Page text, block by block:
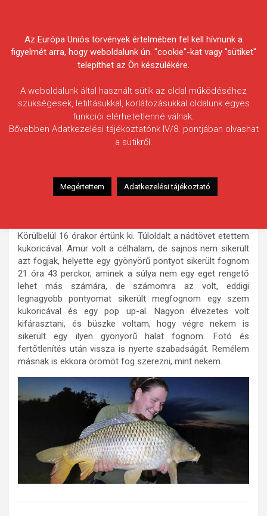
Egyesületek Szövetsége
Csatai Nóra
Halfaj: Ponty
Fogott hal adatai: 7,20 kg
Körülbelül 16 órakor értünk ki. Túloldalt a nádtövet etettem
kukoricával. Amur volt a célhalam, de sajnos nem sikerült
azt fogjak, helyette egy gyönyörű pontyot sikerült fognom
21 óra 43 perckor, aminek a súlya nem egy eget rengető
lehet más számára, de számomra az volt, eddigi
legnagyobb pontyomat sikerült megfognom egy szem
kukoricával és egy pop up-al. Nagyon élvezetes volt
kifárasztani, és büszke voltam, hogy végre nekem is
sikerült egy ilyen gyönyörű halat fognom. Fotó és
fertőtlenítés után vissza is nyerte szabadságát. Remélem
másnak is ekkora örömöt fog szerezni, mint nekem.
Az Európa Uniós törvények értelmében fel kell hívnunk a
figyelmét arra, hogy weboldalunk ún. "cookie"-kat vagy "sütiket"
telepíthet az Ön készülékére.
A weboldalunk által használt sütik az oldal működéséhez
szükségesek, letiltásukkal, korlátozásukkal oldalunk egyes
funkciói elérhetetlenné válnak.
Bővebben Adatkezelési tájékoztatónk IV/8. pontjában olvashat
a sütikről.
Megértettem Adatkezelési tájékoztató